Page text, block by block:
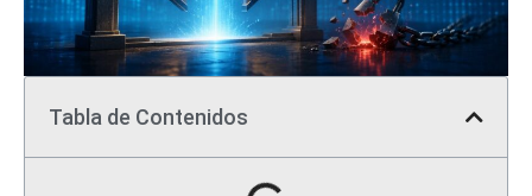
Tabla de Contenidos